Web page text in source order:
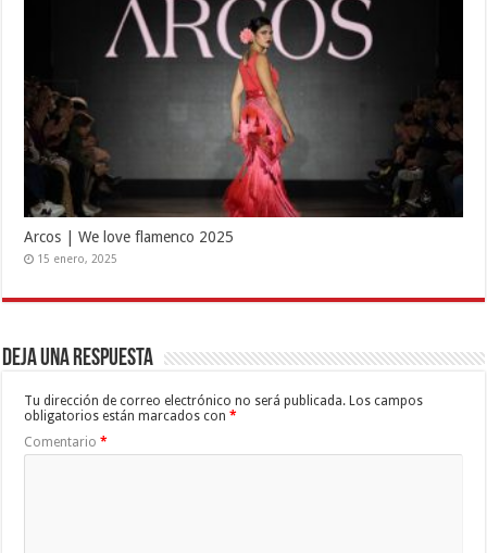
Arcos | We love flamenco 2025
15 enero, 2025
Deja una respuesta
Tu dirección de correo electrónico no será publicada. Los campos
obligatorios están marcados con*
Comentario*